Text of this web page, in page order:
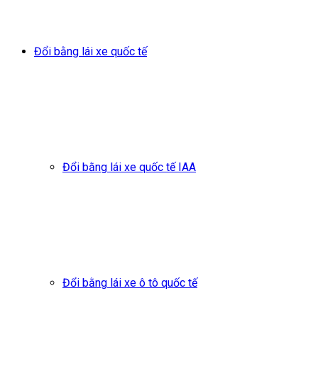
Đổi bằng lái xe quốc tế
Đổi bằng lái xe quốc tế IAA
Đổi bằng lái xe ô tô quốc tế